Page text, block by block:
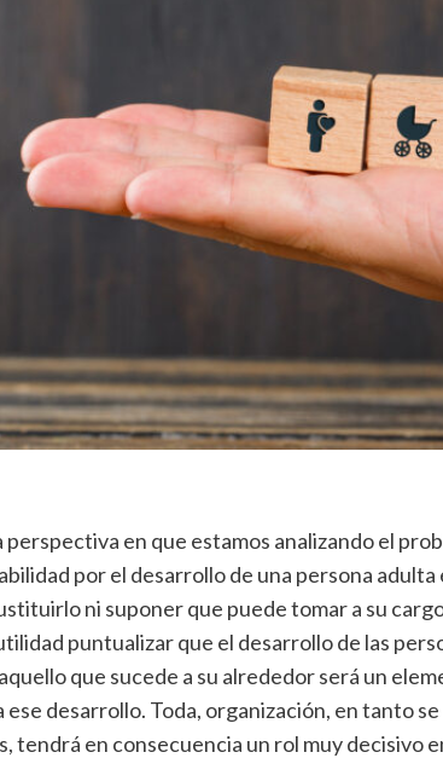
perspectiva en que estamos analizando el
por el desarrollo de una persona
ni suponer que puede tomar a su
puntualizar que el desarrollo de las
que sucede a su alrededor será un
ese desarrollo. Toda, organización, en tanto
tendrá en consecuencia un rol muy decisivo